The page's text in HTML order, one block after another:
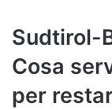
Sudtirol-
Cosa
per